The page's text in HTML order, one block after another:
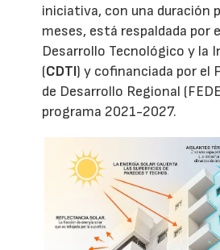
iniciativa, con una duración
meses, está respaldada por
Desarrollo Tecnológico y la
(CDTI) y cofinanciada por el
de Desarrollo Regional
programa 2021-2027.